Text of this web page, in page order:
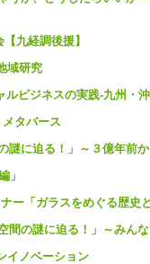
九経調後援】
域研究
ビジネスの実践-九州・
タバース
謎に迫る！」～３億年前
」
ー「ガラスをめぐる歴史
間の謎に迫る！」～みん
イノベーション